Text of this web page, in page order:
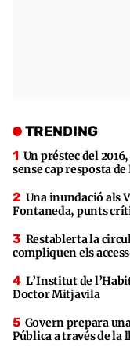
TRENDING
Un préstec del
sense cap resposta
Una inundació als
Fontaneda, punts
Restablerta la
compliquen els
L’Institut de
Doctor Mitjavila
Govern prepara
Pública a través de la